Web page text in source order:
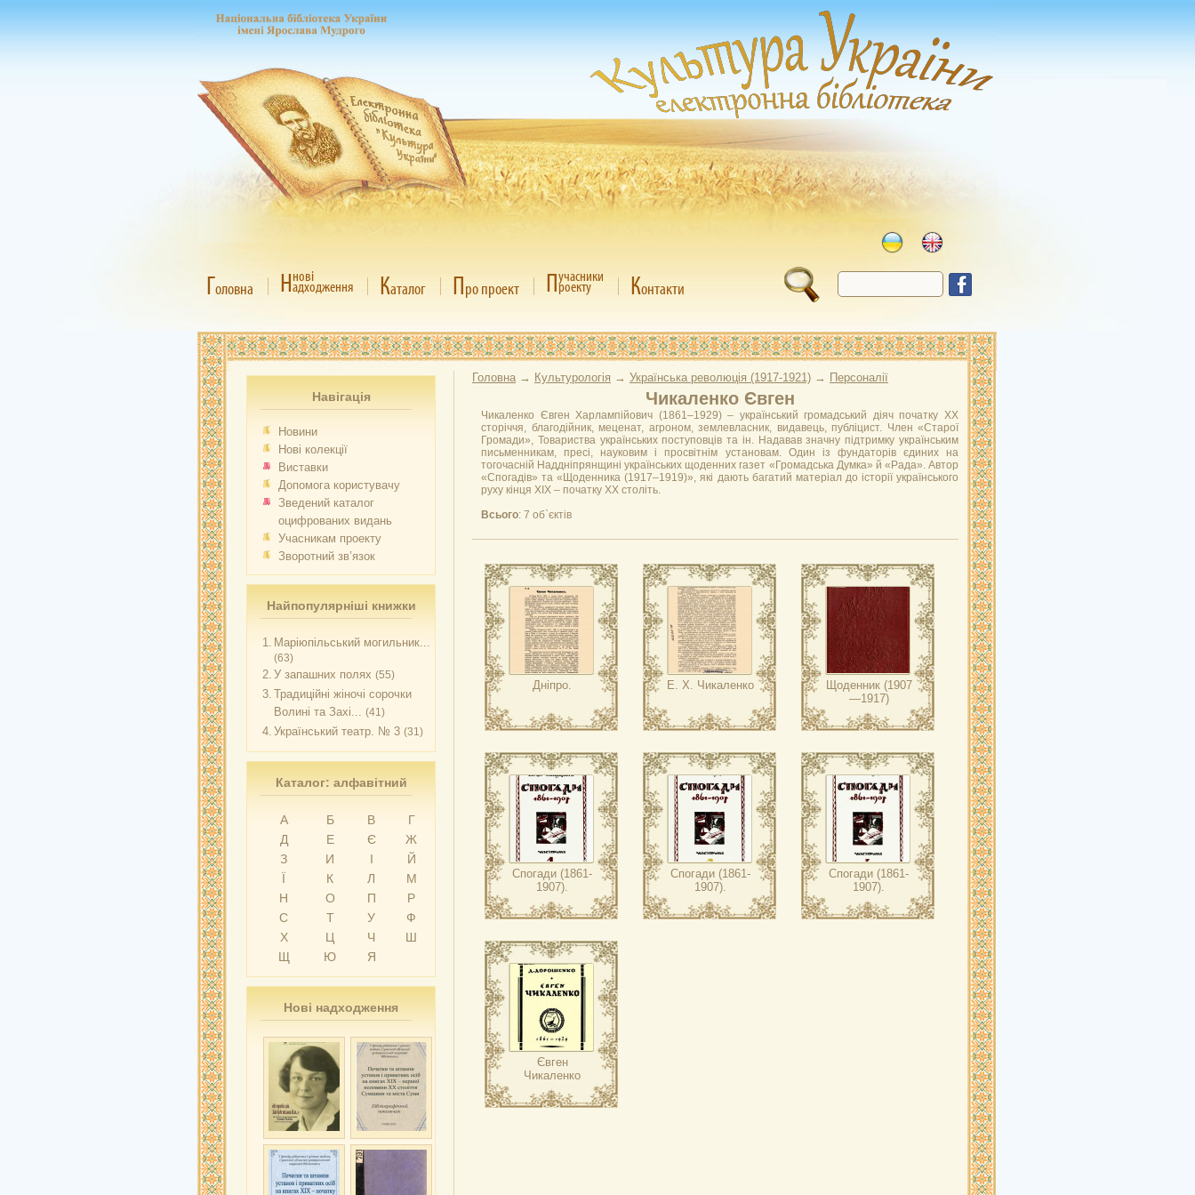
Головна Ннові
адходження Каталог Про проект Пучасники
роекту Контакти
Навігація
Новини
Нові колекції
Виставки
Допомога користувачу
Зведений каталог
оцифрованих видань
Учасникам проекту
Зворотний зв’язок
Найпопулярніші книжки
1. Маріюпільський могильник...
(63)
2. У запашних полях (55)
3. Традиційні жіночі сорочки
Волині та Захі... (41)
4. Український театр. № 3 (31)
Каталог: алфавітний
А Б В
Г
Д
Е Є
Ж
З
И І
Й
Ї
К Л
М
Н
О П
Р
С
Т У
Ф
Х
Ц Ч
Ш
Щ
Ю Я
Нові надходження
Головна → Культурологія → Українська революція (1917-1921) → Персоналії
Чикаленко Євген
Чикаленко Євген Харлампійович (1861–1929) – український громадський діяч початку ХХ
сторіччя, благодійник, меценат, агроном, землевласник, видавець, публіцист. Член «Старої
Громади», Товариства українських поступовців та ін. Надавав значну підтримку українським
письменникам, пресі, науковим і просвітнім установам. Один із фундаторів єдиних на
тогочасній Наддніпрянщині українських щоденних газет «Громадська Думка» й «Рада». Автор
«Спогадів» та «Щоденника (1917–1919)», які дають багатий матеріал до історії українського
руху кінця ХІХ – початку ХХ століть.
Всього: 7 об`єктів
Дніпро. Е. Х. Чикаленко
Щоденник (1907
—1917)
Спогади (1861-
1907).
Спогади (1861-
1907).
Спогади (1861-
1907).
Євген
Чикаленко